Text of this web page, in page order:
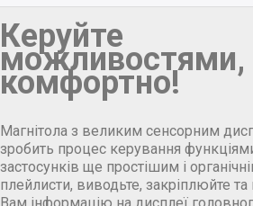
Керуйте
можливостями,
комфортно!
Магнітола з великим сенсорним
зробить процес керування
застосунків ще простішим і
плейлисти, виводьте, закріплюйте